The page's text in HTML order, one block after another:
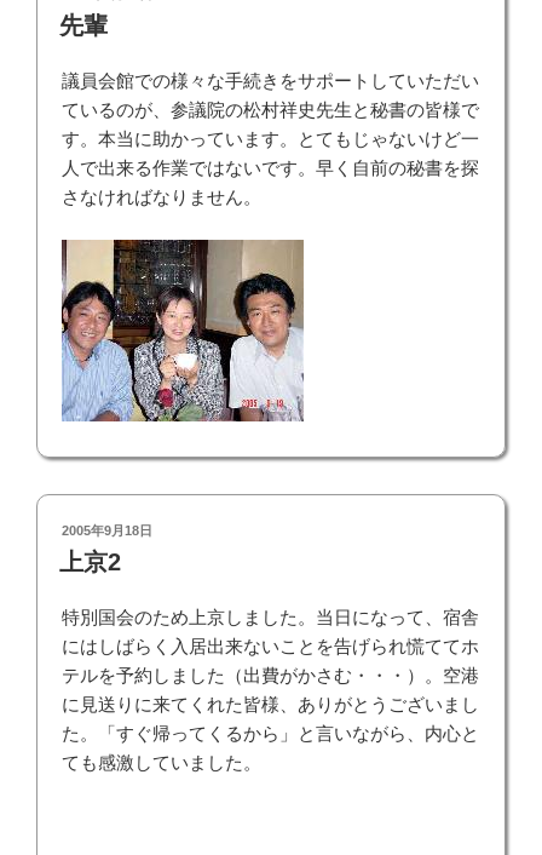
稿
日:
先輩
議員会館での様々な手続きをサポートしていただい
ているのが、参議院の松村祥史先生と秘書の皆様で
す。本当に助かっています。とてもじゃないけど一
人で出来る作業ではないです。早く自前の秘書を探
さなければなりません。
投
稿
日:
2005年9月18日
上京2
特別国会のため上京しました。当日になって、宿舎
にはしばらく入居出来ないことを告げられ慌ててホ
テルを予約しました（出費がかさむ・・・）。空港
に見送りに来てくれた皆様、ありがとうございまし
た。「すぐ帰ってくるから」と言いながら、内心と
ても感激していました。